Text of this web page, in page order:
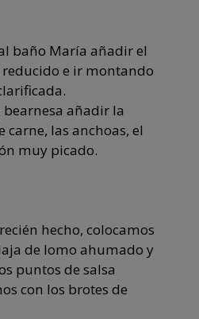
baño María añadir el
e ir montando
añadir la
carne, las anchoas, el
muy picado.
hecho, colocamos
de lomo ahumado y
puntos de salsa
con los brotes de